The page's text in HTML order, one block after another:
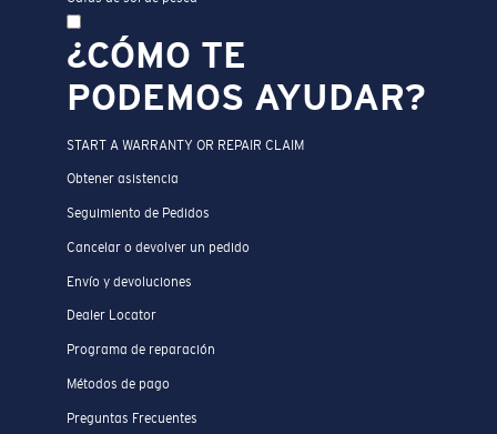
¿CÓMO TE
PODEMOS AYUDAR?
START A WARRANTY OR REPAIR CLAIM
Obtener asistencia
Seguimiento de Pedidos
Cancelar o devolver un pedido
Envío y devoluciones
Dealer Locator
Programa de reparación
Métodos de pago
Preguntas Frecuentes